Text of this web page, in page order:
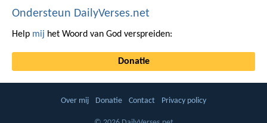
Ondersteun DailyVerses.net
Help mij het Woord van God verspreiden:
Donatie
Over mij Donatie Contact Privacy policy